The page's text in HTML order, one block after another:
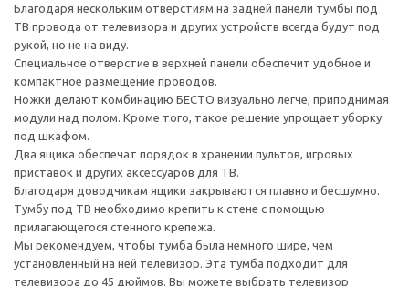
Благодаря нескольким отверстиям на задней панели тумбы под
ТВ провода от телевизора и других устройств всегда будут под
рукой, но не на виду.
Специальное отверстие в верхней панели обеспечит удобное и
компактное размещение проводов.
Ножки делают комбинацию БЕСТО визуально легче, приподнимая
модули над полом. Кроме того, такое решение упрощает уборку
под шкафом.
Два ящика обеспечат порядок в хранении пультов, игровых
приставок и других аксессуаров для ТВ.
Благодаря доводчикам ящики закрываются плавно и бесшумно.
Тумбу под ТВ необходимо крепить к стене с помощью
прилагающегося стенного крепежа.
Мы рекомендуем, чтобы тумба была немного шире, чем
установленный на ней телевизор. Эта тумба подходит для
телевизора до 45 дюймов. Вы можете выбрать телевизор